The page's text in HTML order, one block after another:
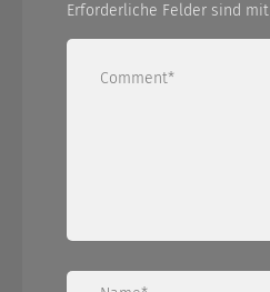
Erforderliche Felder sind mit